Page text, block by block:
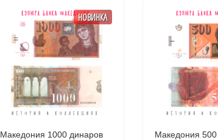
НОВИНКА
Македония 1000 динаров
Македония